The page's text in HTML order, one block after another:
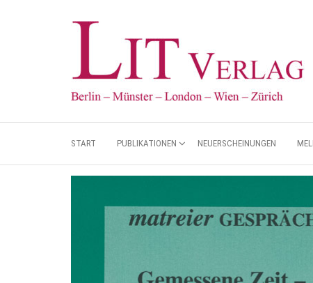
START PUBLIKATIONEN NEUERSCHEINUNGEN